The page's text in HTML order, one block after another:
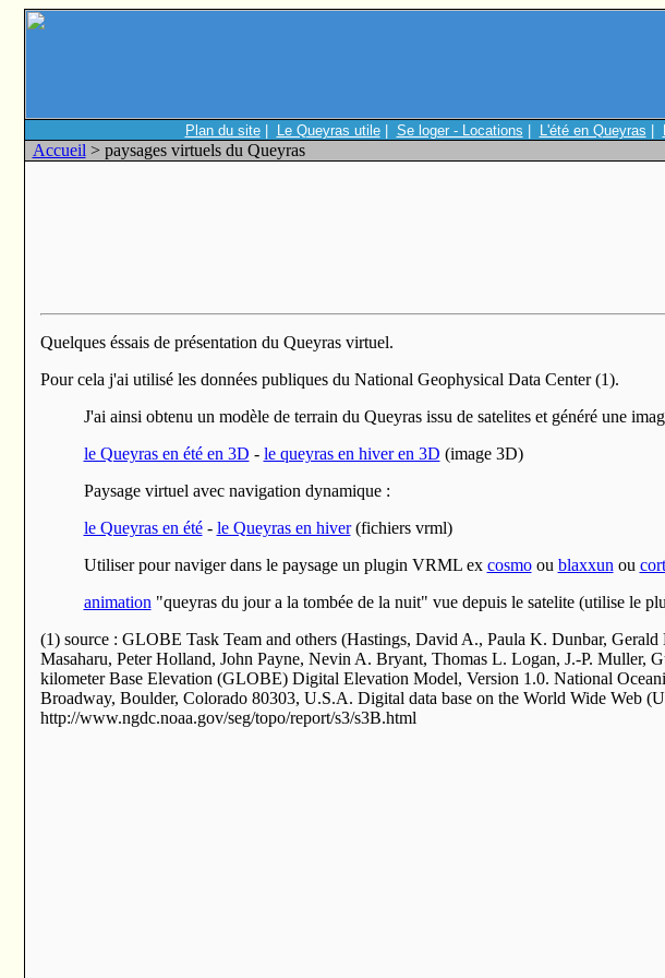
Plan du site| Le Queyras utile| Se loger - Locations L'été en Queyras
Accueil > paysages virtuels du Queyras
Quelques éssais de présentation du Queyras virtuel.
Pour cela j'ai utilisé les données publiques du National Geophysical Data Center (1).
J'ai ainsi obtenu un modèle de terrain du Queyras issu de satelites et généré une
le Queyras en été en 3D - le queyras en hiver en 3D (image 3D)
Paysage virtuel avec navigation dynamique :
le Queyras en été- le Queyras en hiver(fichiers vrml)
Utiliser pour naviger dans le paysage un plugin VRML ex cosmoou blaxxun ou
animation "queyras du jour a la tombée de la nuit" vue depuis le satelite (utilise le
(1) source : GLOBE Task Team and others (Hastings, David A., Paula K. Dunbar,
Masaharu, Peter Holland, John Payne, Nevin A. Bryant, Thomas L. Logan, J.-P. Muller,
kilometer Base Elevation (GLOBE) Digital Elevation Model, Version 1.0. National
Broadway, Boulder, Colorado 80303, U.S.A. Digital data base on the World Wide Web
http://www.ngdc.noaa.gov/seg/topo/report/s3/s3B.html